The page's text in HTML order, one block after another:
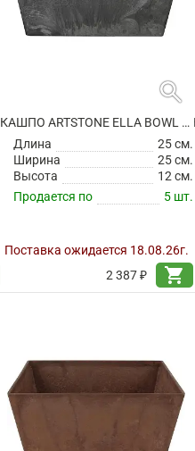
search
КАШПО ARTSTONE ELLA BOWL BLACK
Длина
25 см.
Ширина
25 см.
Высота
12 см.
Продается по
5 шт.
Поставка ожидается 18.08.26г.
2 387 ₽
shopping_cart